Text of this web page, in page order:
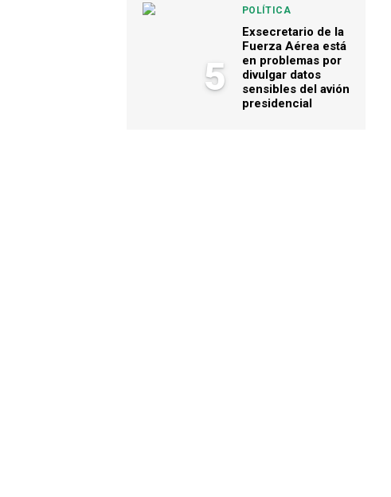
5
POLÍTICA
Exsecretario de la
Fuerza Aérea está
en problemas por
divulgar datos
sensibles del avión
presidencial